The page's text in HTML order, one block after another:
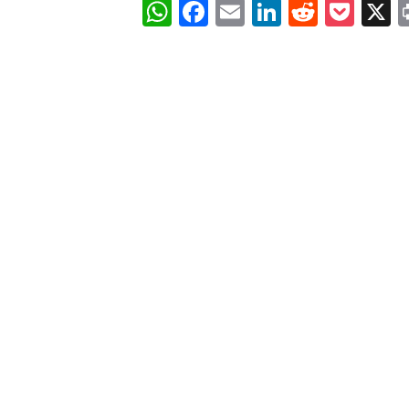
WhatsApp
Facebook
EmailLinkedIn
Reddit X